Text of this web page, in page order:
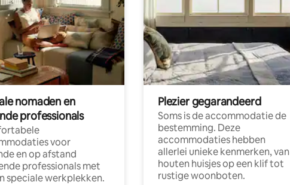
nomaden en
professionals
voor
en op afstand
professionals met
speciale werkplekken.
Plezier gegarandeerd
Soms is de accommodatie de
bestemming. Deze
accommodaties hebben
allerlei unieke kenmerken, van
houten huisjes op een klif tot
rustige woonboten.